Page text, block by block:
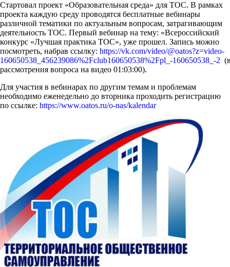
Стартовал проект «Образовательная среда» для ТОС. В рамках
проекта каждую среду проводятся бесплатные вебинары
различной тематики по актуальным вопросам, затрагивающим
деятельность ТОС. Первый вебинар на тему: «Всероссийский
конкурс «Лучшая практика ТОС», уже прошел. Запись можно
посмотреть, набрав ссылку: https://vk.com/video/@oatos?z=video-
160650538_456239086%2Fclub160650538%2Fpl_-160650538_-2
рассмотрения вопроса на видео 01:03:00).
Для участия в вебинарах по другим темам и проблемам
необходимо еженедельно до вторника проходить регистрацию
по ссылке: https://www.oatos.ru/o-nas/kalendar